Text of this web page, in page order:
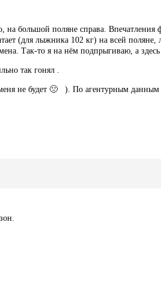
на большой поляне справа.
(для лыжника 102 кг) на всей
Так-то я на нём подпрыгиваю, а здесь
так гонял .
меня не будет 🙁 ). По агентурным